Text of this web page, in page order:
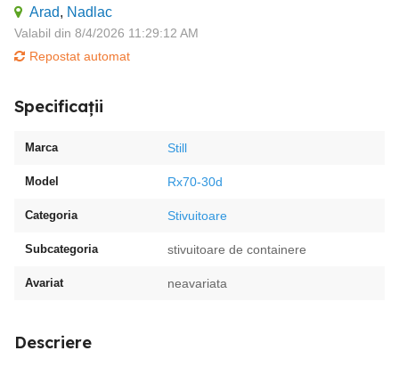
Arad, Nadlac
Valabil din 8/4/2026 11:29:12 AM
Repostat automat
Specificații
Marca Still
Model Rx70-30d
Categoria Stivuitoare
Subcategoria stivuitoare de containere
Avariat neavariata
Descriere